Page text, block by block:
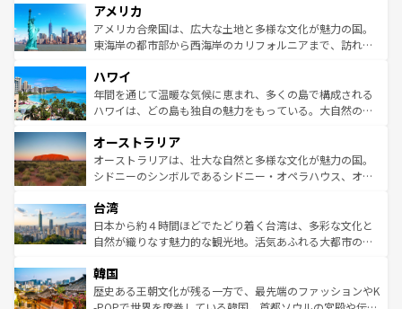
ンツ一覧を参照してほしい。
の建物がそのまま残る町や、スイスならではのユニークな
博物館もあり、アルプス観光だけでなく町歩きも満喫する
ことができる。国民の所得が高いため物価も高いが、旅行
ば市内交通費無料で観光を楽しむこともできる。 なお、新
着のスイス情報はコンテンツ一覧 を参照してほしい。
アメリカ
アメリカ合衆国は、広大な土地と多様な文化が魅力の国。
東海岸の都市部から西海岸のカリフォルニアまで、訪れる
のような巨大都市は、観光、ショッピング、エンターテイ
ンメントが詰まった刺激的なスポットだ。一方、アメリカ
西部には大自然が広がり、グランドキャニオンやイエロー
部のニューオーリンズでは、音楽と美食が融合した独特の
文化が魅力。旅行者はアメリカの各地域で異なる魅力を楽
しみながら、その多様性と豊かな歴史を感じることができ
ならではの贅沢な旅のスタイルだ。 なお、新着のアメリカ
情報はコンテンツ一覧を参照してほしい。
ハワイ
年間を通じて温暖な気候に恵まれ、多くの島で構成される
ハワイは、どの島も独自の魅力をもっている。大自然の神
ワイ島は見逃せない。また、定番の観光地といえばオアフ
島だが、静かな自然を求めるならマウイ島やカウアイ島が
おすすめ。エメラルドグリーンに輝く海をはじめ、豊かな
れるおもてなしの心で訪れる人々を迎えてくれるハワイの
人々、おいしいローカルフードやハワイアンミュージッ
ク、伝統的なフラダンスなど、すべてがハワイの魅力を彩
ワイを、存分に味わってほしい。 なお、新着のハワイ情報
はコンテンツ一覧を参照してほしい。
オーストラリア
オーストラリアは、壮大な自然と多様な文化が魅力の国。
シドニーのシンボルであるシドニー・オペラハウス、オー
リアリーフや大陸中央部にそびえるウルル（エアーズロッ
ク）、タスマニアの美しい原生林やケアンズの熱帯雨林な
ど、見どころがたくさん。また、カフェやワイン、オージ
いる。アクティビティも充実しており、サーフィンやダイ
ビング、ハイキングなど、アウトドア好きにはたまらな
い。オーストラリアの多彩な魅力を存分に味わいつくそ
台湾
日本から約４時間ほどでたどり着く台湾は、多彩な文化と
自然が織りなす魅力的な観光地。活気あふれる大都市の台
ン）、静ひつな山岳地帯である台湾東部など、都市の喧騒
と山間の静けさが共存しており、訪れる人に新しい発見と
驚きをもたらしてくれる。また、奥深い台湾の食文化も魅
韓国
歴史ある王朝文化が残る一方で、最先端のファッションやK